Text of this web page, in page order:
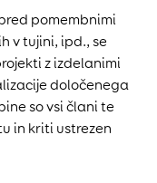
pomembnimi
v tujini, ipd., se
z izdelanimi
določenega
so vsi člani te
in kriti ustrezen